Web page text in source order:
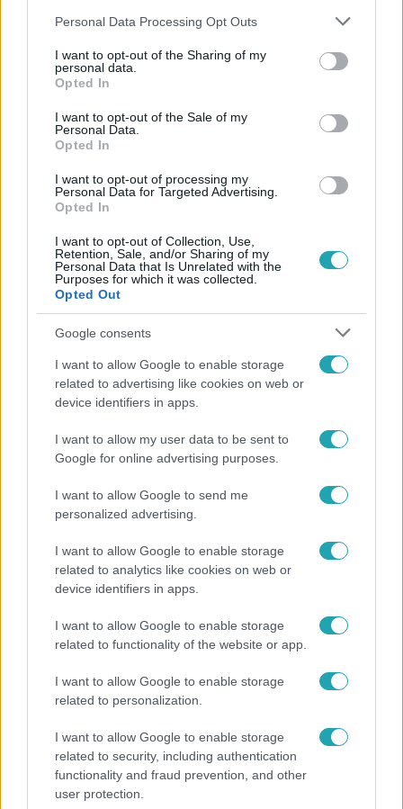
Please note that this website/app uses one or more Google
not limited to your visit or usage behaviour. You may click to
grant or deny consent to Google and its third-party tags to
use your data for below specified purposes in below Google
consent section.
Personal Data Processing Opt Outs
I want to opt-out of the Sharing of my
personal data.
Opted In
I want to opt-out of the Sale of my
Personal Data.
Opted In
I want to opt-out of processing my
Personal Data for Targeted Advertising.
Opted In
I want to opt-out of Collection, Use,
Retention, Sale, and/or Sharing of my
Personal Data that Is Unrelated with the
Purposes for which it was collected.
Opted Out
Google consents
I want to allow Google to enable storage
related to advertising like cookies on web or
device identifiers in apps.
I want to allow my user data to be sent to
Google for online advertising purposes.
I want to allow Google to send me
personalized advertising.
I want to allow Google to enable storage
related to analytics like cookies on web or
device identifiers in apps.
I want to allow Google to enable storage
related to functionality of the website or app.
I want to allow Google to enable storage
related to personalization.
I want to allow Google to enable storage
related to security, including authentication
functionality and fraud prevention, and other
user protection.
Népszerű
19 évesen nyert modellversenyt Heidi Klum –
szakértő elemzi a szupermodell évtizedes
Bódig Guszti és Margó büszkén jelentették be: